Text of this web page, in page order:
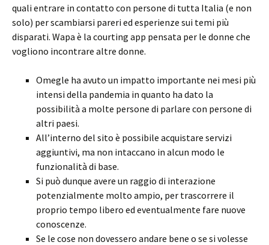
quali entrare in contatto con persone di tutta Italia (e non
solo) per scambiarsi pareri ed esperienze sui temi più
disparati. Wapa è la courting app pensata per le donne che
vogliono incontrare altre donne.
Omegle ha avuto un impatto importante nei mesi più
intensi della pandemia in quanto ha dato la
possibilità a molte persone di parlare con persone di
altri paesi.
All’interno del sito è possibile acquistare servizi
aggiuntivi, ma non intaccano in alcun modo le
funzionalità di base.
Si può dunque avere un raggio di interazione
potenzialmente molto ampio, per trascorrere il
proprio tempo libero ed eventualmente fare nuove
conoscenze.
Se le cose non dovessero andare bene o se si volesse